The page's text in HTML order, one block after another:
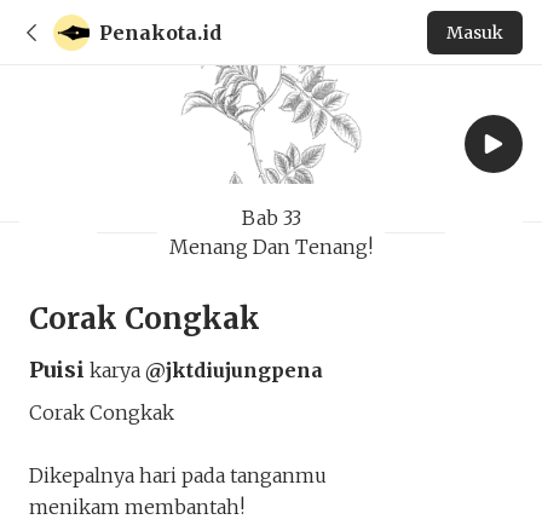
Penakota.id Masuk
Bab 33
Menang Dan Tenang!
Corak Congkak
Puisi karya @jktdiujungpena
Corak Congkak
Dikepalnya hari pada tanganmu
menikam membantah!